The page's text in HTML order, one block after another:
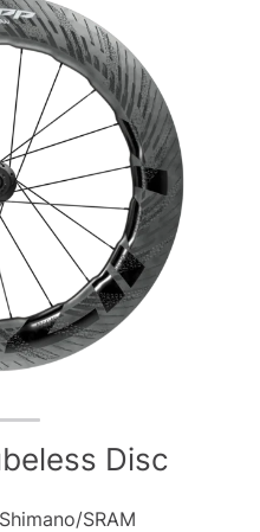
Disc
SRAM